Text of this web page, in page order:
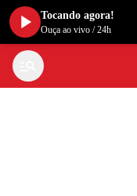
Tocando agora!
Ouça ao vivo /24h